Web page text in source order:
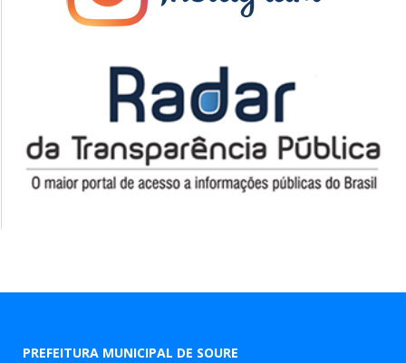
PREFEITURA MUNICIPAL DE SOURE